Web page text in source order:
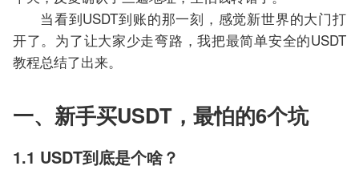
当看到USDT到账的那一刻，感觉新世界的大门打
开了。为了让大家少走弯路，我把最简单安全的USDT
教程总结了出来。
一、新手买USDT，最怕的6个坑
1.1 USDT到底是个啥？